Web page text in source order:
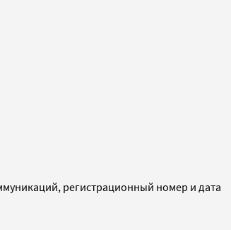
регистрационный номер и дата